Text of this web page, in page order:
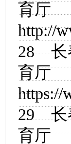
育
http://
28
育
https://
29
育